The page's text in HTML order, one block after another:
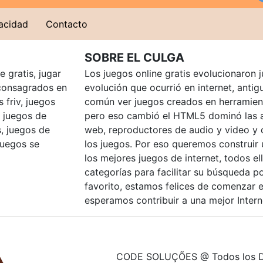
Contacto
gratis, jugar
en
friv, juegos
juegos de
juegos de
se
SOBRE EL CULGA
Los juegos online gratis evolucionaron
evolución que ocurrió en internet,
común ver juegos creados en
pero eso cambió el HTML5 dominó las
web, reproductores de audio y video y
los juegos. Por eso queremos construir
los mejores juegos de internet, todos
categorías para facilitar su búsqueda
favorito, estamos felices de comenzar
esperamos contribuir a una mejor
CODE SOLUÇÕES @ Todos los